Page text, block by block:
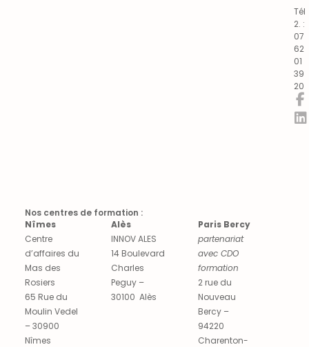
Tél
2. :
07
62
01
39
20
Nos centres de formation :
Nîmes
Centre
d’affaires du
Mas des
Rosiers
65 Rue du
Moulin Vedel
– 30900
Nîmes
Alès
INNOV ALES
14 Boulevard
Charles
Peguy –
30100 Alès
Paris Bercy
partenariat
avec CDO
formation
2 rue du
Nouveau
Bercy –
94220
Charenton-